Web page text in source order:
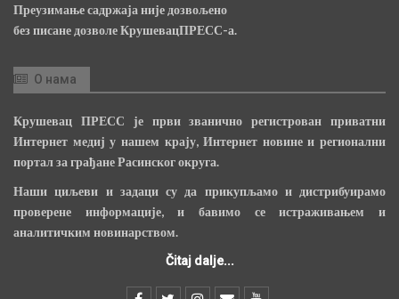
Преузимање садржаја није дозвољено
без писане дозволе КрушевацПРЕСС-а.
О нама
Крушевац ПРЕСС је први званично регистрован приватни
Интернет медиј у нашем крају, Интернет новине и регионални
портал за грађане Расинског округа.
Наши циљеви и задаци су да прикупљамо и дистрибуирамо
проверене информације, и бавимо се истраживањем и
аналитичким новинарством.
Čitaj dalje...